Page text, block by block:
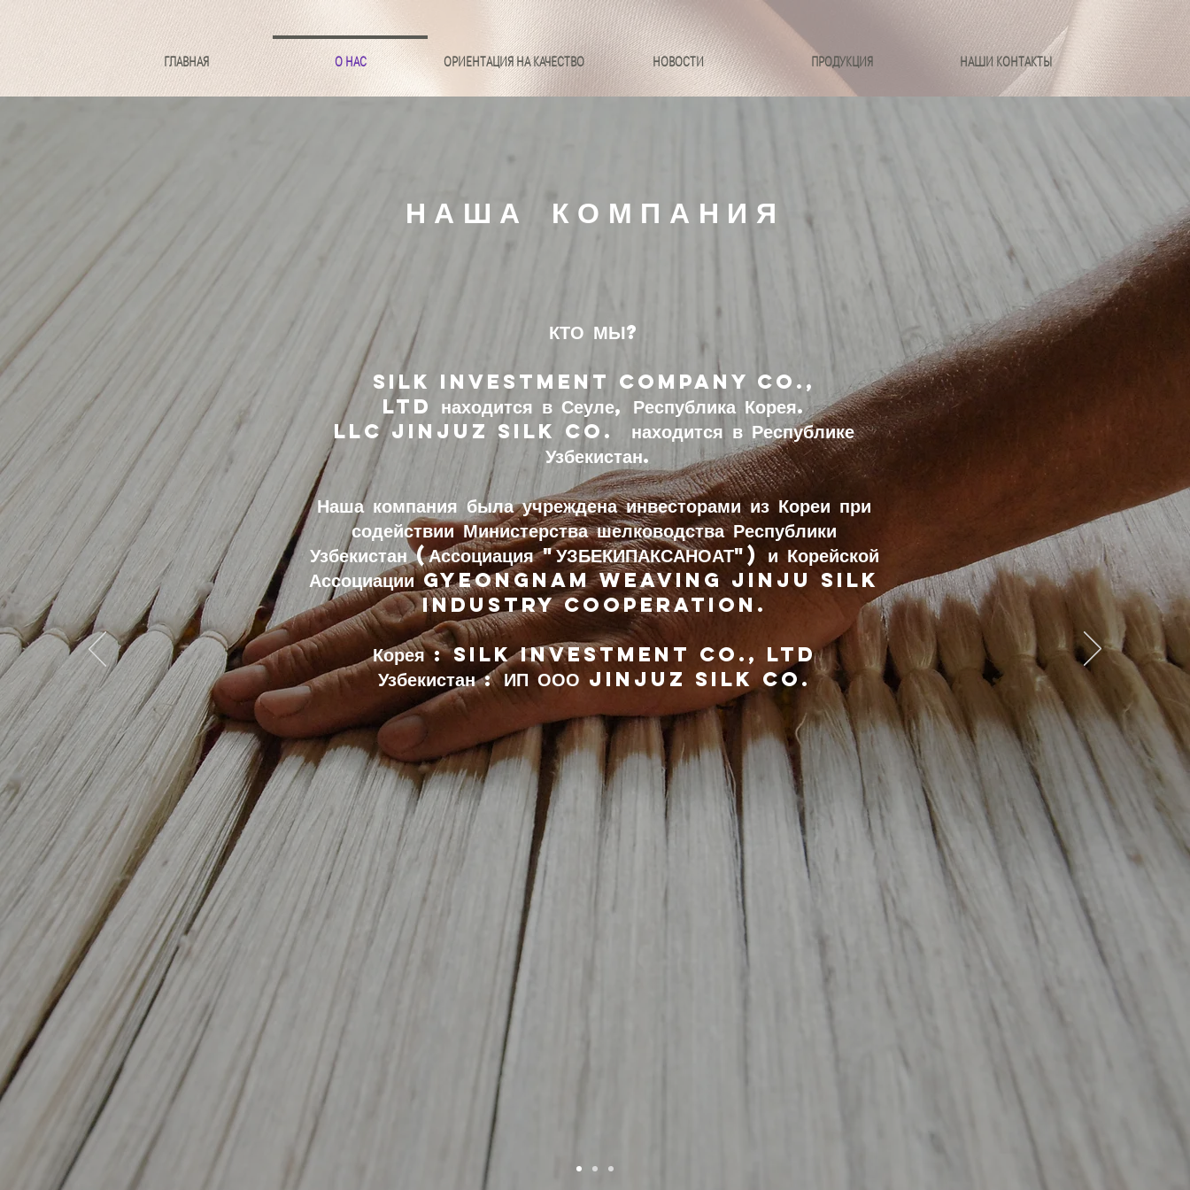
ГЛАВНАЯ О НАС ОРИЕНТАЦИЯ НА КАЧЕСТВО НОВОСТИ ПРОДУКЦИЯ НАШИ КОНТАКТЫ
НАША КОМПАНИЯ
КТО МЫ?
SILK INVESTMENT COMPANY Co.,
LTD находится в Сеуле, Республика Корея.
LLC JINJUZ SILK CO. находится в Республике
Узбекистан.
Наша компания была учреждена инвесторами из Кореи при
содействии Министерства шелководства Республики
Узбекистан (Ассоциация "УЗБЕКИПАКСАНОАТ") и Корейской
Ассоциации Gyeongnam Weaving Jinju Silk
Industry Cooperation.
Корея : SILK INVESTMENT CO., LTD
Узбекистан : ИП ООО JINJUZ SILK CO.